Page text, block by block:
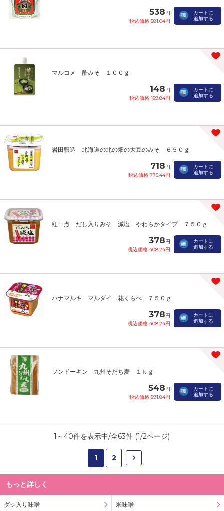
538円
税込価格 581.04円
カートに
追加する
マルコメ 酢みそ １００ｇ
148円
税込価格 159.84円
カートに
追加する
岩田醸造 北海道の北の畑の大豆のみそ ６５０ｇ
718円
税込価格 775.44円
カートに
追加する
紅一点 だし入りみそ 減塩 やわらかタイプ ７５０ｇ
378円
税込価格 408.24円
カートに
追加する
ハナマルキ マルダイ 花くらべ ７５０ｇ
378円
税込価格 408.24円
カートに
追加する
フンドーキン 九州そだち麦 １ｋｇ
548円
税込価格 591.84円
カートに
追加する
1 ～40件を表示中/全63件 (1/2ページ)
1 2
もっと詳しく
ダシ入り味噌 米味噌